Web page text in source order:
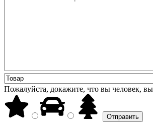
Пожалуйста, докажите, что вы человек,